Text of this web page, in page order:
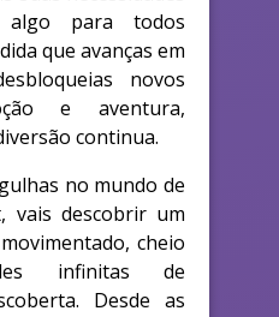
para todos
que avanças em
novos
e aventura,
continua.
no mundo de
vais descobrir um
cheio
infinitas de
Desde as